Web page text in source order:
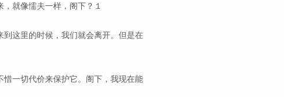
就像懦夫一样，阁下？１
到这里的时候，我们就会离开。但是在
一切代价来保护它。阁下，我现在能